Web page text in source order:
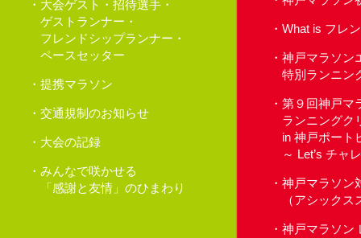
大会ゲスト・招待選手・
ゲストランナー・
フレンドシップランナー・
ペースセッター
提携マラソン
交通規制のお知らせ
大会の記録
みんなで咲かせる
「感謝と友情」のひまわり
What is フレ
神戸マラソン
特別ランニン
第９回神戸マ
ランニングク
in 神戸ポート
～ Let’s チャ
神戸マラソ
（アシックス
神戸マラソン